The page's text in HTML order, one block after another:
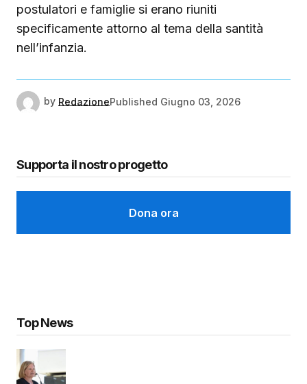
postulatori e famiglie si erano riuniti
specificamente attorno al tema della santità
nell’infanzia.
by RedazionePublished Giugno 03, 2026
Supporta il nostro progetto
Dona ora
Top News